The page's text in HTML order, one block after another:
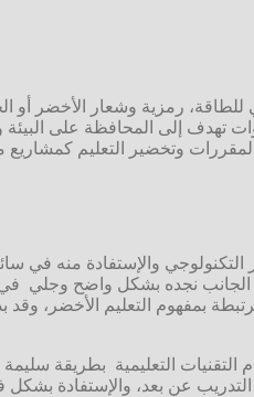
رمزية وشعار الأخضر أو
تهدف إلى المحافظة على
وتخضير التعليم
والإستفادة منه في
الجانب نجده بشكل واضح وجلي
بمفهوم التعليم الأخضر،
التعليمية بطريقة سليمة
عن بعد، والإستفادة بشكل